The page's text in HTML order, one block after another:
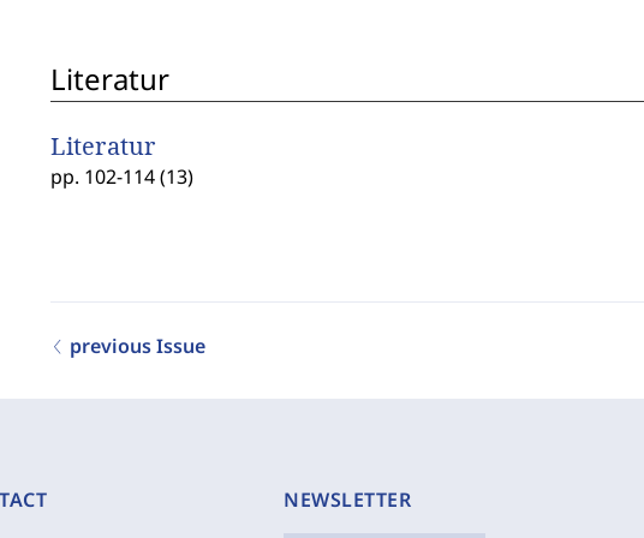
Literatur
Literatur
pp. 102-114 (13)
previous Issue
NEWSLETTER